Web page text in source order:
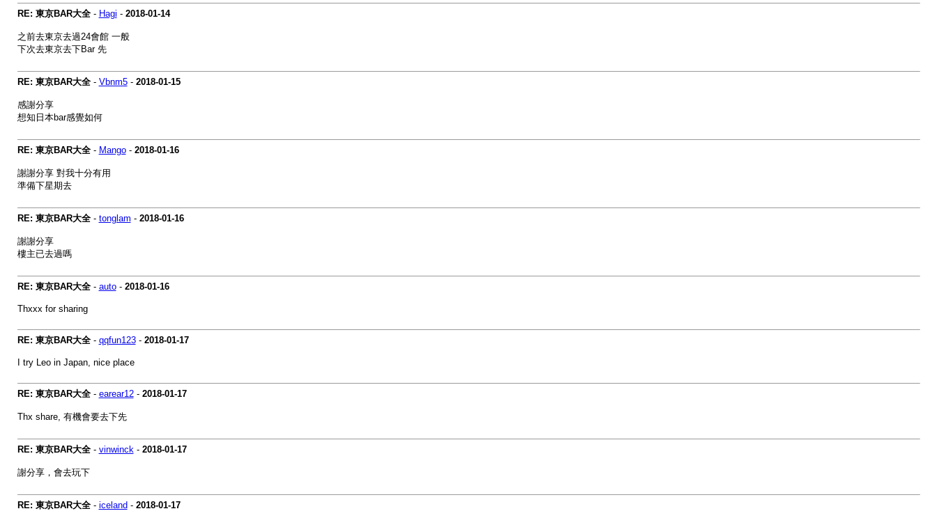
RE: 東京BAR大全- Hagi - 2018-01-14
之前去東京去過24會館 一般
下次去東京去下Bar 先
RE: 東京BAR大全- Vbnm5- 2018-01-15
感謝分享
想知日本bar感覺如何
RE: 東京BAR大全- Mango- 2018-01-16
謝謝分享 對我十分有用
準備下星期去
RE: 東京BAR大全- tonglam - 2018-01-16
謝謝分享
樓主已去過嗎
RE: 東京BAR大全- auto- 2018-01-16
Thxxx for sharing
RE: 東京BAR大全- qqfun123- 2018-01-17
I try Leo in Japan, nice place
RE: 東京BAR大全- earear12- 2018-01-17
Thx share, 有機會要去下先
RE: 東京BAR大全- vinwinck- 2018-01-17
謝分享，會去玩下
RE: 東京BAR大全- iceland - 2018-01-17